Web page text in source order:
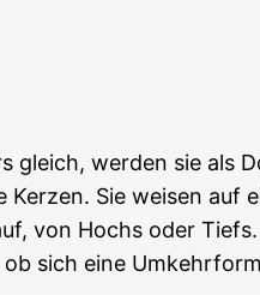
gleich, wer­den sie als
Ker­zen. Sie wei­sen
von Hochs oder
sich eine